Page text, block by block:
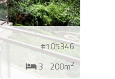
#105346
3 200m2